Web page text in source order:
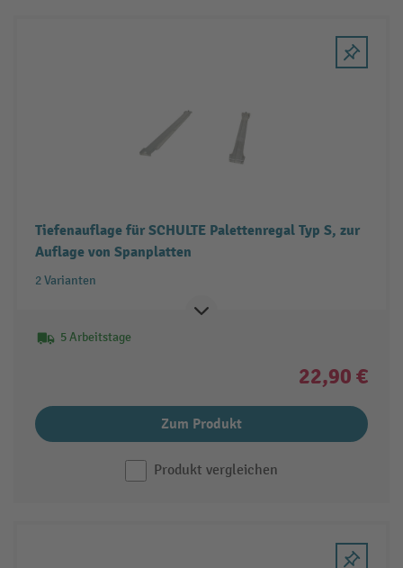
Tiefenauflage für SCHULTE Palettenregal Typ S, zur
Auflage von Spanplatten
2 Varianten
5 Arbeitstage
22,90 €
Zum Produkt
Produkt vergleichen